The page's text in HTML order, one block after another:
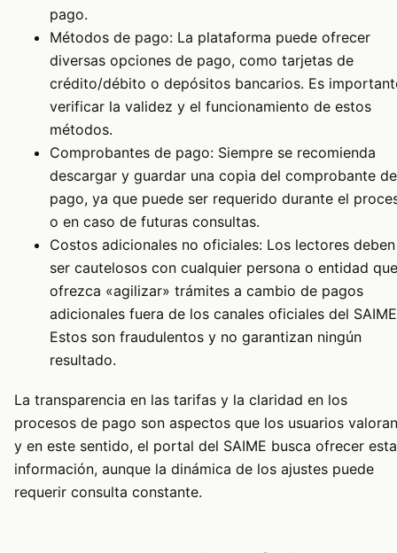
pago.
Métodos de pago: La plataforma puede ofrecer
diversas opciones de pago, como tarjetas de
crédito/débito o depósitos bancarios. Es
verificar la validez y el funcionamiento de estos
métodos.
Comprobantes de pago: Siempre se recomienda
descargar y guardar una copia del comprobante de
pago, ya que puede ser requerido durante el
o en caso de futuras consultas.
Costos adicionales no oficiales: Los lectores deben
ser cautelosos con cualquier persona o entidad que
ofrezca «agilizar» trámites a cambio de pagos
adicionales fuera de los canales oficiales del
Estos son fraudulentos y no garantizan ningún
resultado.
La transparencia en las tarifas y la claridad en los
procesos de pago son aspectos que los usuarios
y en este sentido, el portal del SAIME busca ofrecer esta
información, aunque la dinámica de los ajustes puede
requerir consulta constante.